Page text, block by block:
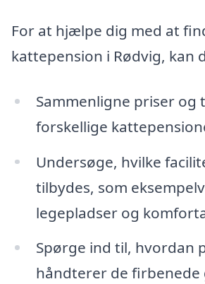
For at hjælpe dig med at
kattepension i Rødvig, kan
Sammenligne priser og
forskellige
Undersøge, hvilke
tilbydes, som
legepladser og
Spørge ind til, hvordan
håndterer de firbenede